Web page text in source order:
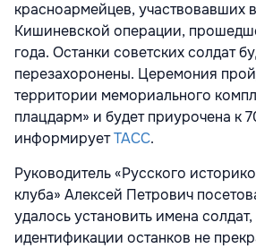
красноармейцев, участвовавших
Кишиневской операции,
года. Останки советских солдат
перезахоронены. Церемония
территории мемориального
плацдарм» и будет приурочена к
информируетТАСС.
Руководитель «Русского
клуба» Алексей Петрович
удалось установить имена
идентификации останков не